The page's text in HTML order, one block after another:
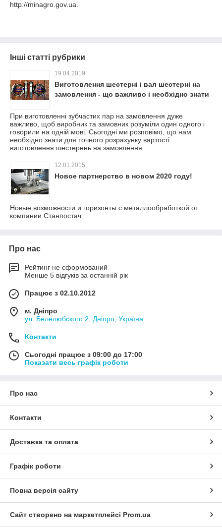
http://minagro.gov.ua.
Інші статті рубрики
19.04.2019
Виготовлення шестерні і вал шестерні на
замовлення - що важливо і необхідно знати
При виготовленні зубчастих пар на замовлення дуже
важливо, щоб виробник та замовник розуміли один одного і
говорили на одній мові. Сьогодні ми розповімо, що нам
необхідно знати для точного розрахунку вартості
виготовлення шестерень на замовлення
12.01.2015
Новое партнерство в новом 2020 году!
Новые возможности и горизонты с металлообработкой от
компании Станпостач
Про нас
Рейтинг не сформований
Менше 5 відгуків за останній рік
Працює з 02.10.2012
м. Дніпро
ул. Белелюбского 2, Дніпро, Україна
Контакти
Сьогодні працює з 09:00 до 17:00
Показати весь графік роботи
Про нас
Контакти
Доставка та оплата
Графік роботи
Повна версія сайту
Сайт створено на маркетплейсі Prom.ua